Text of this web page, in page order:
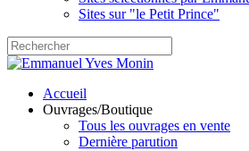
Sites sur "le Petit Prince"
Accueil
Ouvrages/Boutique
Tous les ouvrages en vente
Dernière parution